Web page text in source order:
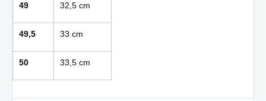
49 32,5 cm
49,5 33 cm
50 33,5 cm